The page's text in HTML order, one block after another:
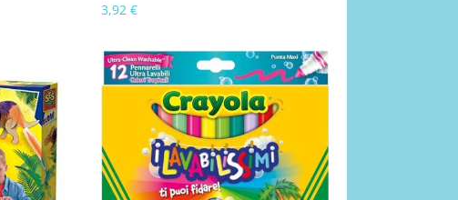
3,92 €